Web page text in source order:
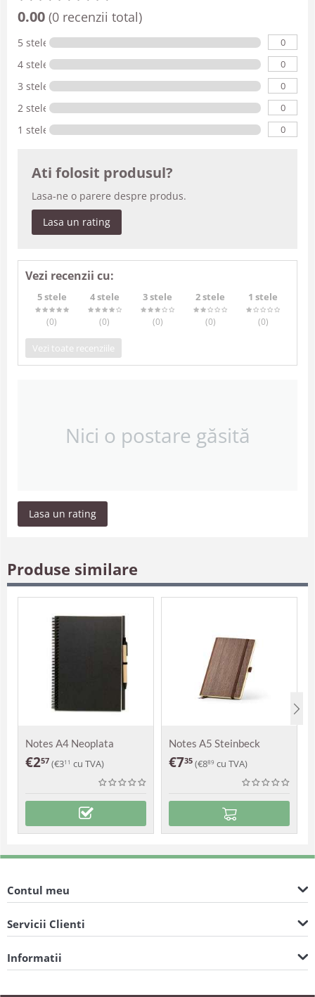
0.00 (0 recenzii total)
5 stele 0
4 stele 0
3 stele 0
2 stele 0
1 stele 0
Ati folosit produsul?
Lasa-ne o parere despre produs.
Lasa un rating
Vezi recenzii cu:
5 stele
(0)
4 stele
(0)
3 stele
(0)
2 stele
(0)
1 stele
(0)
Vezi toate recenziile
Nici o postare găsită
Lasa un rating
Produse similare
Notes A4 Neoplata
€257 (€311 cu TVA)
Notes A5 Steinbeck
€735 (€889 cu TVA)
Contul meu
Servicii Clienti
Informatii